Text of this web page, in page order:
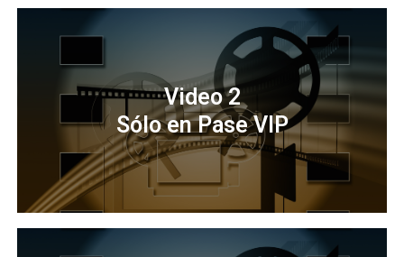
Video 2
Sólo en Pase VIP